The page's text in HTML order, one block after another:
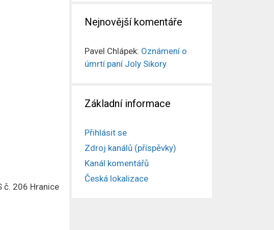
č. 206 Hranice
Nejnovější komentáře
Pavel Chlápek: Oznámení o
úmrtí paní Joly Sikory
Základní informace
Přihlásit se
Zdroj kanálů (příspěvky)
Kanál komentářů
Česká lokalizace